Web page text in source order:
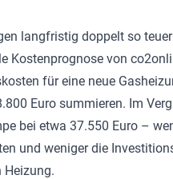
langfristig doppelt so teuer
Kostenprognose von
für eine neue
Euro summieren. Im
bei etwa 37.550 Euro –
und weniger die
Heizung.